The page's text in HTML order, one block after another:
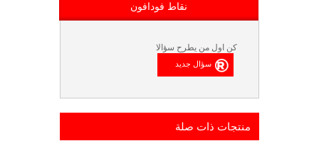
نقاط فودافون
كن اول من يطرح سؤالا
منتجات ذات صلة